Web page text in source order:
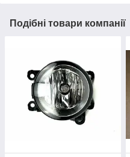
Подібні товари компанії